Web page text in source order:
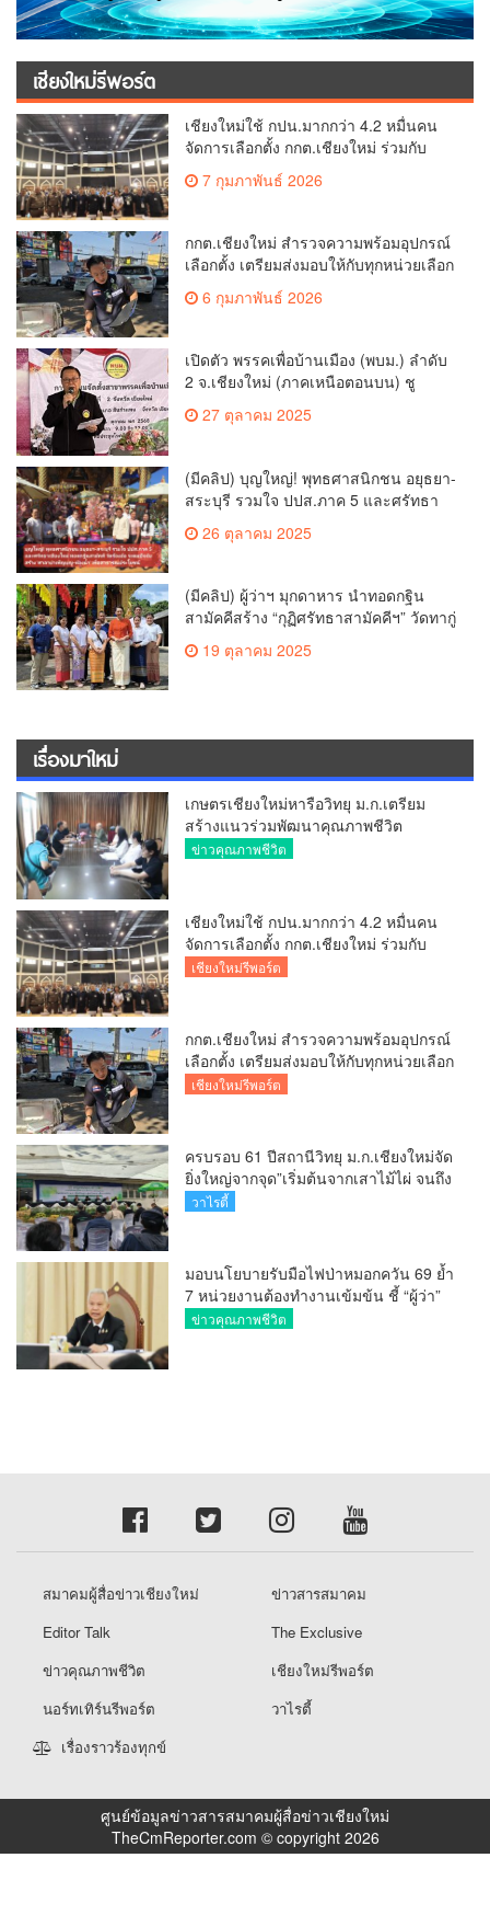
เชียงใหม่รีพอร์ต
เชียงใหม่ใช้ กปน.มากกว่า 4.2 หมื่นคน
จัดการเลือกตั้ง กกต.เชียงใหม่ ร่วมกับ
นายอำเภอหางดง ตรวจความเรียบร้อย
การมอบอุปกรณ์ บัตรเลือกตั้ง/ออกเสียง
7 กุมภาพันธ์ 2026
กกต.เชียงใหม่ สำรวจความพร้อมอุปกรณ์
เลือกตั้ง เตรียมส่งมอบให้กับทุกหน่วยเลือก
ตั้งในวันพรุ่งนี้
6 กุมภาพันธ์ 2026
เปิดตัว พรรคเพื่อบ้านเมือง (พบม.) ลำดับ
2 จ.เชียงใหม่ (ภาคเหนือตอนบน) ชู
นโยบาย ปลดหนี้ สร้างรายได้ ตั้งกองทุน
เกษตรกร สร้างสวัสดิการ-อาชีพที่มั่นคง
เผาทำลายยาเสพติดทิ้งทันทีหากจับได้
27 ตุลาคม 2025
(มีคลิป) บุญใหญ่! พุทธศาสนิกชน อยุธยา-
สระบุรี รวมใจ ปปส.ภาค 5 และศรัทธา
26 ตุลาคม 2025
(มีคลิป) ผู้ว่าฯ มุกดาหาร นำทอดกฐิน
สามัคคีสร้าง “กุฏิศรัทธาสามัคคีฯ” วัดทากู่
19 ตุลาคม 2025
เรื่องมาใหม่
เกษตรเชียงใหม่หารือวิทยุ ม.ก.เตรียม
สร้างแนวร่วมพัฒนาคุณภาพชีวิต
เกษตรกร สื่อสารข้อมูลถูกต้องขับเคลื่อน
ข่าวคุณภาพชีวิต
เชียงใหม่ใช้ กปน.มากกว่า 4.2 หมื่นคน
จัดการเลือกตั้ง กกต.เชียงใหม่ ร่วมกับ
นายอำเภอหางดง ตรวจความเรียบร้อย
เชียงใหม่รีพอร์ต
กกต.เชียงใหม่ สำรวจความพร้อมอุปกรณ์
เลือกตั้ง เตรียมส่งมอบให้กับทุกหน่วยเลือก
ตั้งในวันพรุ่งนี้
เชียงใหม่รีพอร์ต
ครบรอบ 61 ปีสถานีวิทยุ ม.ก.เชียงใหม่จัด
ยิ่งใหญ่จากจุด”เริ่มต้นจากเสาไม้ไผ่ จนถึง
วันที่มี KURplus ในวันนี้”
วาไรตี้
มอบนโยบายรับมือไฟป่าหมอกควัน 69 ย้ำ
7 หน่วยงานต้องทำงานเข้มข้น ชี้ “ผู้ว่า”
คีย์แมนสำคัญทำปัญหาลด
ข่าวคุณภาพชีวิต
สมาคมผู้สื่อข่าวเชียงใหม่
ข่าวสารสมาคม
Editor Talk
The Exclusive
ข่าวคุณภาพชีวิต
เชียงใหม่รีพอร์ต
นอร์ทเทิร์นรีพอร์ต
วาไรตี้
เรื่องราวร้องทุกข์
ศูนย์ข้อมูลข่าวสารสมาคมผู้สื่อข่าวเชียงใหม่
TheCmReporter.com © copyright 2026